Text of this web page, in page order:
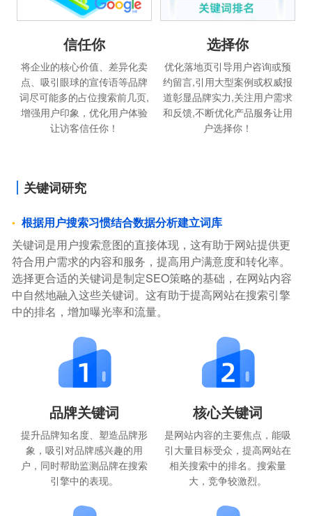
信任你
将企业的核心价值、差异化卖
点、吸引眼球的宣传语等品牌
词尽可能多的占位搜索前几页,
增强用户印象，优化用户体验
让访客信任你！
选择你
优化落地页引导用户咨询或预
约留言,引用大型案例或权威报
道彰显品牌实力,关注用户需求
和反馈,不断优化产品服务让用
户选择你！
关键词研究
根据用户搜索习惯结合数据分析建立词库
关键词是用户搜索意图的直接体现，这有助于网站提供更
符合用户需求的内容和服务，提高用户满意度和转化率。
选择更合适的关键词是制定SEO策略的基础，在网站内容
中自然地融入这些关键词。这有助于提高网站在搜索引擎
中的排名，增加曝光率和流量。
品牌关键词
提升品牌知名度、塑造品牌形
象，吸引对品牌感兴趣的用
户，同时帮助监测品牌在搜索
引擎中的表现。
核心关键词
是网站内容的主要焦点，能吸
引大量目标受众，提高网站在
相关搜索中的排名。搜索量
大，竞争较激烈。